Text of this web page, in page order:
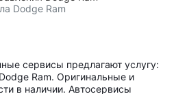
Dodge Ram
сервисы предлагают услугу:
Ram. Оригинальные и
в наличии. Автосервисы